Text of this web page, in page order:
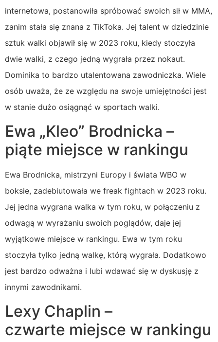
internetowa, postanowiła spróbować swoich sił w MMA,
zanim stała się znana z TikToka. Jej talent w dziedzinie
sztuk walki objawił się w 2023 roku, kiedy stoczyła
dwie walki, z czego jedną wygrała przez nokaut.
Dominika to bardzo utalentowana zawodniczka. Wiele
osób uważa, że ze względu na swoje umiejętności jest
w stanie dużo osiągnąć w sportach walki.
Ewa „Kleo” Brodnicka –
piąte miejsce w rankingu
Ewa Brodnicka, mistrzyni Europy i świata WBO w
boksie, zadebiutowała we freak fightach w 2023 roku.
Jej jedna wygrana walka w tym roku, w połączeniu z
odwagą w wyrażaniu swoich poglądów, daje jej
wyjątkowe miejsce w rankingu. Ewa w tym roku
stoczyła tylko jedną walkę, którą wygrała. Dodatkowo
jest bardzo odważna i lubi wdawać się w dyskusję z
innymi zawodnikami.
Lexy Chaplin –
czwarte miejsce w rankingu